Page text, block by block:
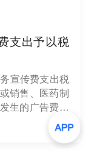
支出予以税
宣传费支出税
销售、医药制
生的广告费和
业）收入30%
以后纳税年度